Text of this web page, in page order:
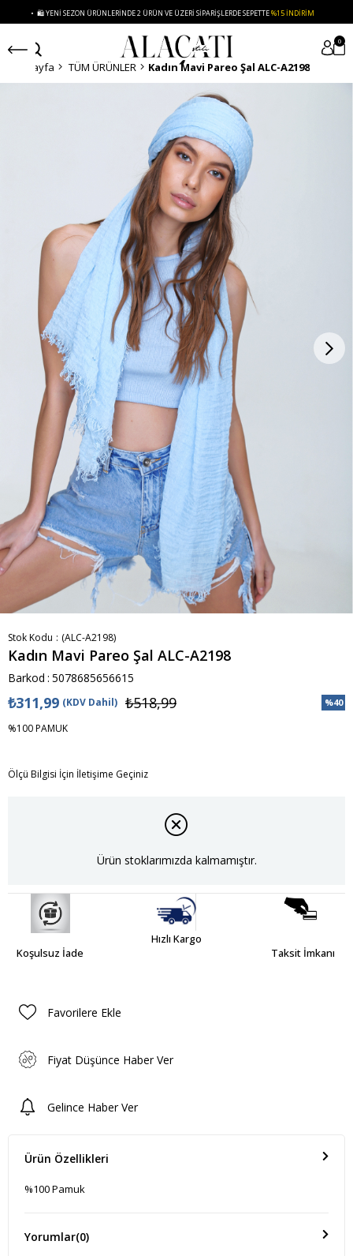
SEZON ÜRÜNLERINDE 2 ÜRÜN VE ÜZERI SIPARIŞLERDE SEPETTE%15 İNDIRIM
0
Anasayfa TÜM ÜRÜNLER Kadın Mavi Pareo Şal ALC-A2198
Stok Kodu (ALC-A2198)
Kadın Mavi Pareo Şal ALC-A2198
Barkod : 5078685656615
%40
₺518,99
₺311,99 (KDV Dahil)
%100 PAMUK
Ölçü Bilgisi İçin İletişime Geçiniz
Ürün stoklarımızda kalmamıştır.
Koşulsuz İade
Hızlı Kargo
Taksit İmkanı
Favorilere Ekle
Fiyat Düşünce Haber Ver
Gelince Haber Ver
Ürün Özellikleri
%100 Pamuk
Yorumlar(0)